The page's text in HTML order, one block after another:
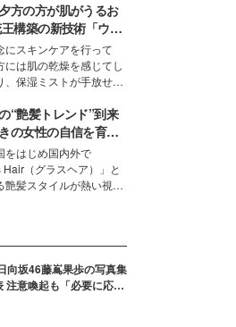
”という共通点を持つモ
城舞と島村雄大の特別対
け！それぞれの視点か
ならではの魅力や予想外
もたらす奥深いストーリ
て熱く語り合ってもらっ
方の方が肌がうるお
構築の新技術「ウォ
ャプチャリングスキ
肌）」がスキンケア
変える予感
にスキンケアを行って
には肌の乾燥を感じてし
、保湿ミストが手放せな
常識を大きく変える可能
た、革新的な「Water
Skin（ウォーターキャ
ングスキン：捕水肌）」
花王が構築した。
“艶髪トレンド”到来
の女性の自信を育む
ア事情」って？
をはじめ国内外で
Hair（グラスヘア）」と
艶髪スタイルが熱い視線
そのものの美しさ”に改
する人が増えている様
は、そんな憧れの艶やか
常で叶える、美容好きの
向坂46藤嶌果歩の写真集
注意喚起も「必要に応じ